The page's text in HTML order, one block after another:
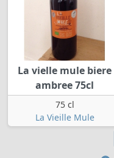
La vielle mule biere
ambree 75cl
75 cl
La Vieille Mule